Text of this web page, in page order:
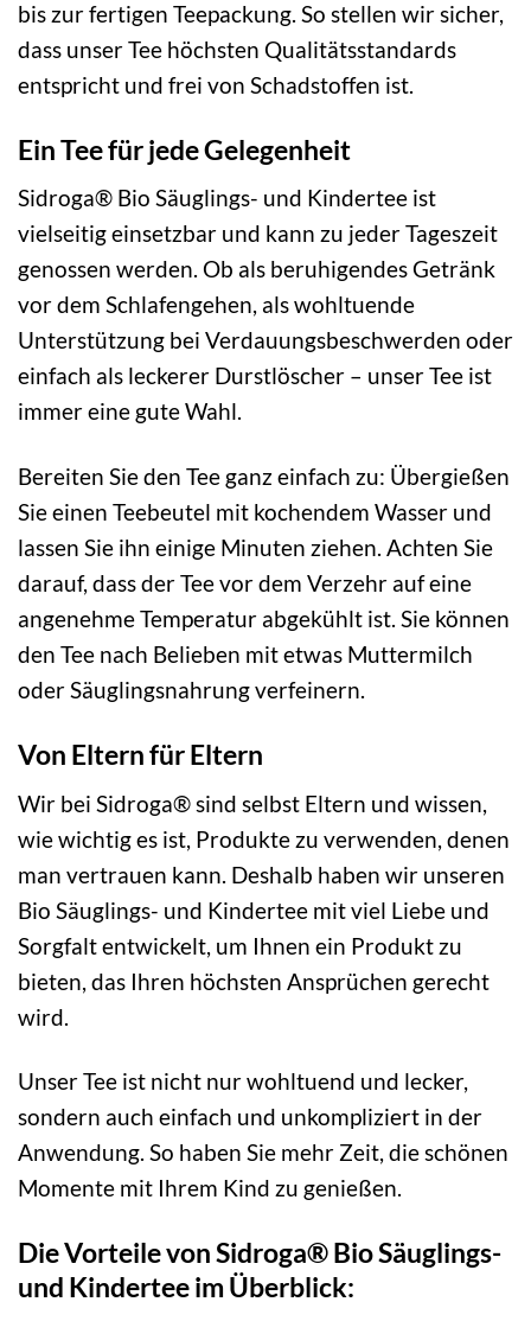
bis zur fertigen Teepackung. So stellen wir sicher,
dass unser Tee höchsten Qualitätsstandards
entspricht und frei von Schadstoffen ist.
Ein Tee für jede Gelegenheit
Sidroga® Bio Säuglings- und Kindertee ist
vielseitig einsetzbar und kann zu jeder Tageszeit
genossen werden. Ob als beruhigendes Getränk
vor dem Schlafengehen, als wohltuende
Unterstützung bei Verdauungsbeschwerden oder
einfach als leckerer Durstlöscher – unser Tee ist
immer eine gute Wahl.
Bereiten Sie den Tee ganz einfach zu: Übergießen
Sie einen Teebeutel mit kochendem Wasser und
lassen Sie ihn einige Minuten ziehen. Achten Sie
darauf, dass der Tee vor dem Verzehr auf eine
angenehme Temperatur abgekühlt ist. Sie können
den Tee nach Belieben mit etwas Muttermilch
oder Säuglingsnahrung verfeinern.
Von Eltern für Eltern
Wir bei Sidroga® sind selbst Eltern und wissen,
wie wichtig es ist, Produkte zu verwenden, denen
man vertrauen kann. Deshalb haben wir unseren
Bio Säuglings- und Kindertee mit viel Liebe und
Sorgfalt entwickelt, um Ihnen ein Produkt zu
bieten, das Ihren höchsten Ansprüchen gerecht
wird.
Unser Tee ist nicht nur wohltuend und lecker,
sondern auch einfach und unkompliziert in der
Anwendung. So haben Sie mehr Zeit, die schönen
Momente mit Ihrem Kind zu genießen.
Die Vorteile von Sidroga® Bio Säuglings-
und Kindertee im Überblick: